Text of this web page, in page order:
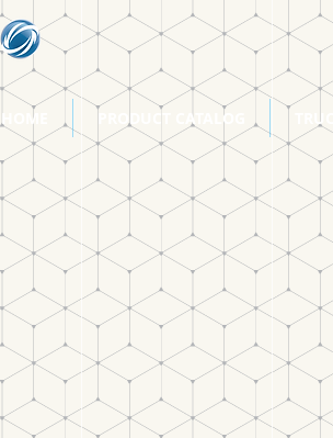
HOME PRODUCT CATALOG